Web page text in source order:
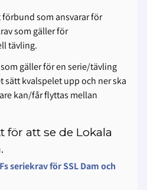
som ansvarar för
som gäller för
tävling.
gäller för en serie/tävling
sätt kvalspelet upp och ner ska
kan/får flyttas mellan
att se de Lokala
seriekrav för SSL Dam och